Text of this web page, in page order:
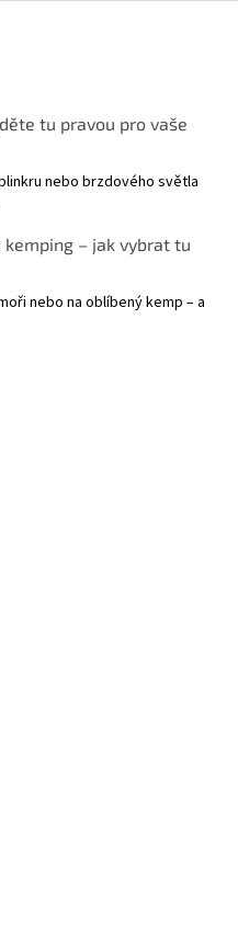
tu pravou pro vaše
nebo brzdového světla
– jak vybrat tu
nebo na oblíbený kemp – a